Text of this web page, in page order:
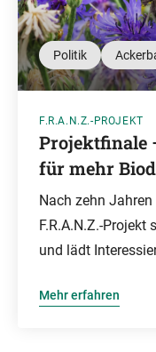
Politik
F.R.A.N.Z.-PROJEKT
Projektfinale
für mehr
Nach zehn
F.R.A.N.Z.-
und lädt
Mehr erfahren